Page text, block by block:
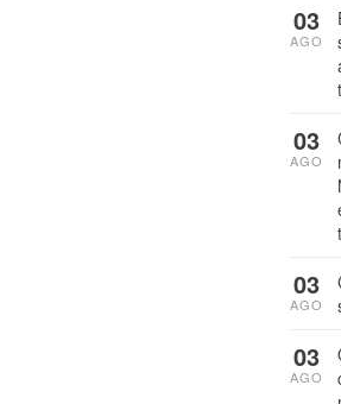
03
AGO
03
AGO
03
AGO
03
AGO